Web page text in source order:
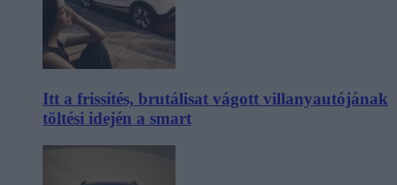
Itt a frissítés, brutálisat vágott villanyautójának
töltési idején a smart